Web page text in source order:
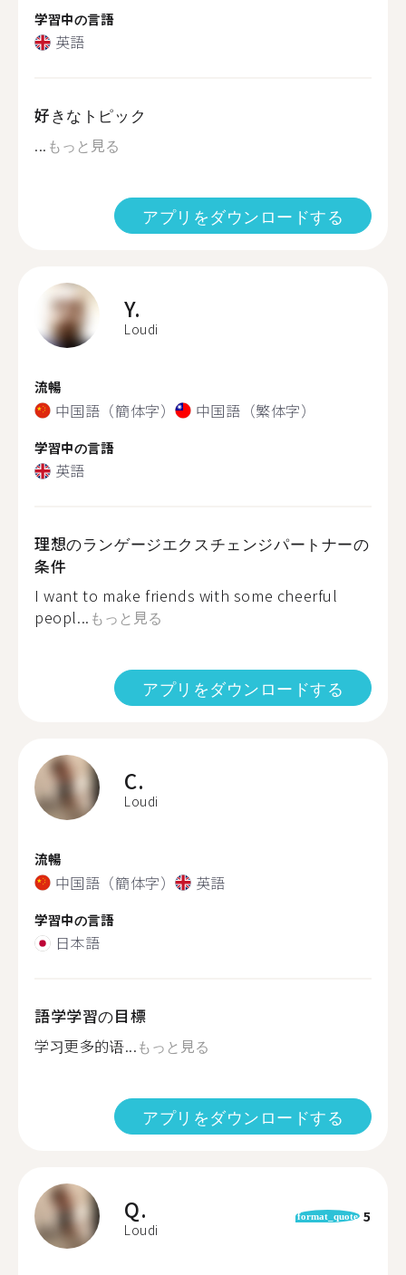
学習中の言語
英語
好きなトピック
... もっと見る
アプリをダウンロードする
Y.
Loudi
流暢
中国語（簡体字） 中国語（繁体字）
学習中の言語
英語
理想のランゲージエクスチェンジパートナーの
条件
I want to make friends with some cheerful
peopl... もっと見る
アプリをダウンロードする
C.
Loudi
流暢
中国語（簡体字） 英語
学習中の言語
日本語
語学学習の目標
学习更多的语...もっと見る
アプリをダウンロードする
Q.
Loudi
format_quote 5